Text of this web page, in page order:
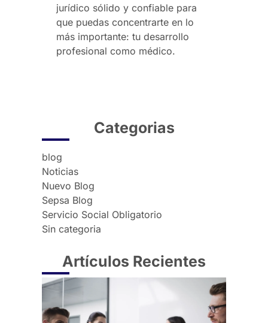
jurídico sólido y confiable para
que puedas concentrarte en lo
más importante: tu desarrollo
profesional como médico.
Categorias
blog
Noticias
Nuevo Blog
Sepsa Blog
Servicio Social Obligatorio
Sin categoria
Artículos Recientes